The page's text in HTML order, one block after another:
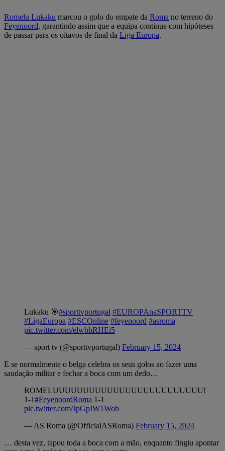
Romelu Lukaku marcou o golo do empate da Roma no terreno do
Feyenoord, garantindo assim que a equipa continue com hipóteses
de passar para os oitavos de final da Liga Europa.
Lukaku 🎯#sporttvportugal #EUROPAnaSPORTTV
#LigaEuropa #ESCOnline #feyenoord #asroma
pic.twitter.com/elwbhRHEi5
— sport tv (@sporttvportugal) February 15, 2024
E se normalmente o belga celebra os seus golos ao fazer uma
saudação militar e fechar a boca com um dedo…
ROMELUUUUUUUUUUUUUUUUUUUUUUUUU!
1-1#FeyenoordRoma 1-1
pic.twitter.com/JpGpIW1Wob
— AS Roma (@OfficialASRoma) February 15, 2024
… desta vez, tapou toda a boca com a mão, enquanto fingiu apontar